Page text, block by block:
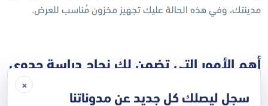
مدينتك، وفي هذه الحالة عليك تجهيز مخزون مُناسب للعرض.
أهم الأمور التي تضمن لك نجاح دراسة جدوى
×
سجل ليصلك كل جديد عن مدوناتنا